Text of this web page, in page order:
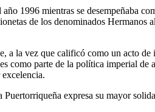
1996 mientras se desempeñaba
de los denominados Hermanos
a la vez que calificó como un acto
parte de la política imperial de
Puertorriqueña expresa su mayor